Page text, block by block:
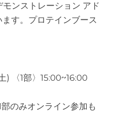
ンストレーション アド
す。プロテインブース
) 〈1部〉15:00~16:00
のみオンライン参加も